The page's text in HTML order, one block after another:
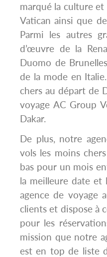
marqué la culture et
Vatican ainsi que
Parmi les autres
d’œuvre de la
Duomo de
de la mode en
chers au départ de
voyage AC Group
Dakar.
De plus, notre
vols les moins
bas pour un mois
la meilleure date
agence de voyage
clients et dispose à
pour les
mission que notre
est en top de liste